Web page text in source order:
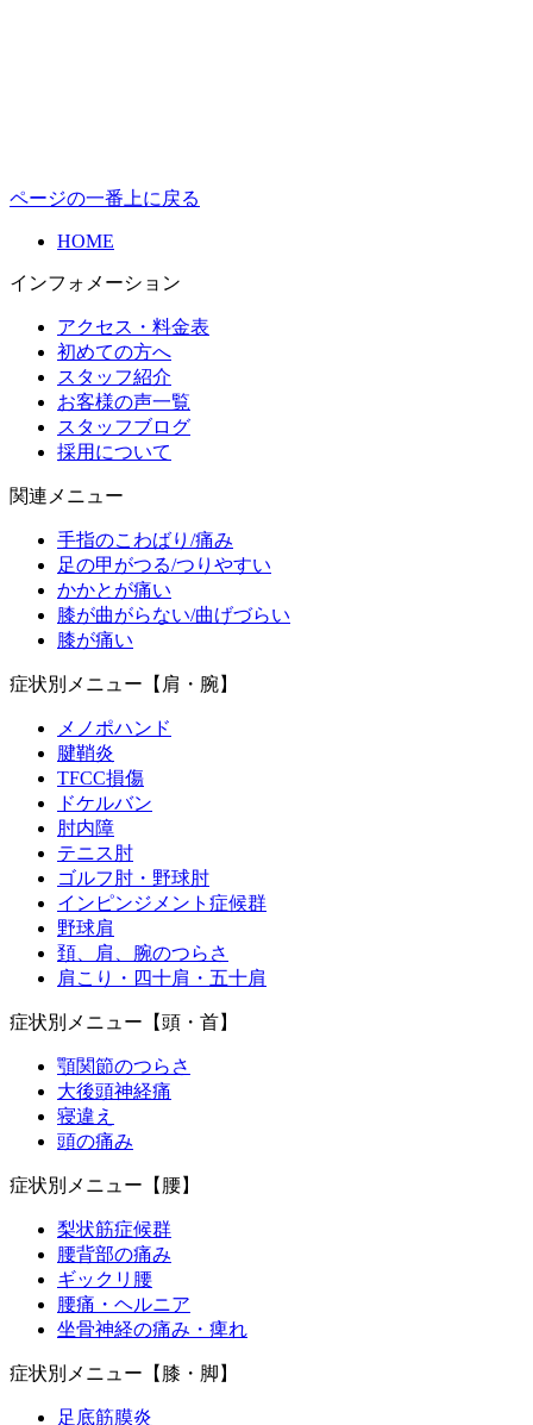
ページの一番上に戻る
HOME
インフォメーション
アクセス・料金表
初めての方へ
スタッフ紹介
お客様の声一覧
スタッフブログ
採用について
関連メニュー
手指のこわばり/痛み
足の甲がつる/つりやすい
かかとが痛い
膝が曲がらない/曲げづらい
膝が痛い
症状別メニュー【肩・腕】
メノポハンド
腱鞘炎
TFCC損傷
ドケルバン
肘内障
テニス肘
ゴルフ肘・野球肘
インピンジメント症候群
野球肩
頚、肩、腕のつらさ
肩こり・四十肩・五十肩
症状別メニュー【頭・首】
顎関節のつらさ
大後頭神経痛
寝違え
頭の痛み
症状別メニュー【腰】
梨状筋症候群
腰背部の痛み
ギックリ腰
腰痛・ヘルニア
坐骨神経の痛み・痺れ
症状別メニュー【膝・脚】
足底筋膜炎